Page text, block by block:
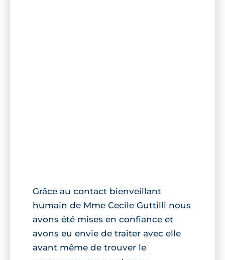
Grâce au contact bienveillant
humain de Mme Cecile Guttilli nous
avons été mises en confiance et
avons eu envie de traiter avec elle
avant même de trouver le